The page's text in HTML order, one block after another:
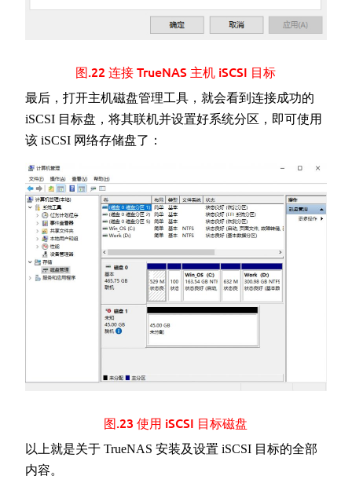
图.22 连接 TrueNAS 主机 iSCSI 目标
最后，打开主机磁盘管理工具，就会看到连接成功的
iSCSI 目标盘，将其联机并设置好系统分区，即可使用
该 iSCSI 网络存储盘了：
图.23 使用 iSCSI 目标磁盘
以上就是关于 TrueNAS 安装及设置 iSCSI 目标的全部
内容。